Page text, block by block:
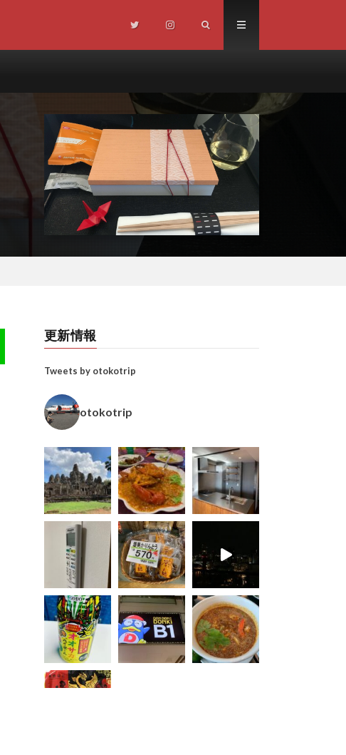
更新情報
Tweets by otokotrip
otokotrip